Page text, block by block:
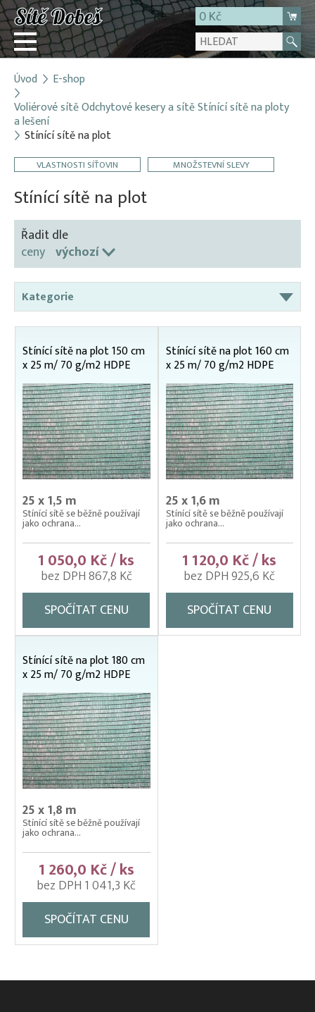
0 Kč
Přihlásit
Registrace
E-shop
O firmě
Úvod
E-shop
Voliérové sítě Odchytové kesery a sítě Stínící sítě na ploty
a lešení
Stínící sítě na plot
VLASTNOSTI SÍŤOVIN MNOŽSTEVNÍ SLEVY
Stínící sítě na plot
Řadit dle
ceny výchozí
Kategorie
Odchytové síťky
Odchytové vrhací sítě
Odchytové živolovné pasti
Rozletové voliéry pro dravce
Stínící sítě na lešení
Stínící sítě na plot
Voliérové sítě pro chov bažantů
Voliérové sítě pro chov drobných ptáků
Voliérové sítě pro chov drůbeže
Voliérové sítě pro chov koček
Stínící sítě na plot 150 cm
x 25 m/ 70 g/m2 HDPE
25 x 1,5 m
Stínící sítě se běžně používají
jako ochrana...
1 050,0 Kč / ks
bez DPH 867,8 Kč
SPOČÍTAT CENU
Stínící sítě na plot 160 cm
x 25 m/ 70 g/m2 HDPE
25 x 1,6 m
Stínící sítě se běžně používají
jako ochrana...
1 120,0 Kč / ks
bez DPH 925,6 Kč
SPOČÍTAT CENU
Stínící sítě na plot 180 cm
x 25 m/ 70 g/m2 HDPE
25 x 1,8 m
Stínící sítě se běžně používají
jako ochrana...
1 260,0 Kč / ks
bez DPH 1 041,3 Kč
SPOČÍTAT CENU